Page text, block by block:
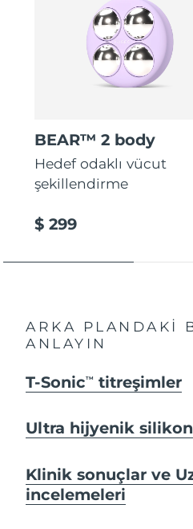
BEAR™ 2 body
Hedef odaklı vücut
şekillendirme
$ 299
ARKA PLANDAKİ
ANLAYIN
T-SonicTM titreşimler
Ultra hijyenik silikon
Klinik sonuçlar ve
incelemeleri